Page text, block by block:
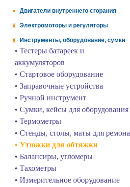
Двигатели внутреннего сгорания
Электромоторы и регуляторы
Инструменты, оборудование, сумки
• Тестеры батареек и
аккумуляторов
• Стартовое оборудование
• Заправочные устройства
• Ручной инструмент
• Сумки, кейсы для оборудования
• Термометры
• Стенды, столы, маты для ремона
• Утюжки для обтяжки
• Балансиры, угломеры
• Тахометры
• Измерительное оборудование